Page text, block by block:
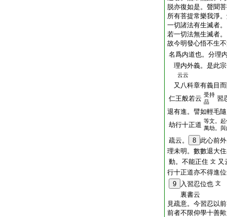
脱亦復如是。聲聞
所有菩提常樂我淨
一切諸法有生滅者
若一切法無生滅者
故今明發心悟不生
名爲内道也。分理
理内外義。是此
云云
又八科章有義目
仁王般若云 受持
品
習
退有進。譬如輕毛
劫行十正道 等文。
萬劫。與
疏云。 8 此心前
理未明。數數退大
動。不能正住 文 又
行十正道亦不得進
9
入習忍位也 文
裏書云
見疏意。今習忍以
前者不限仰學十善